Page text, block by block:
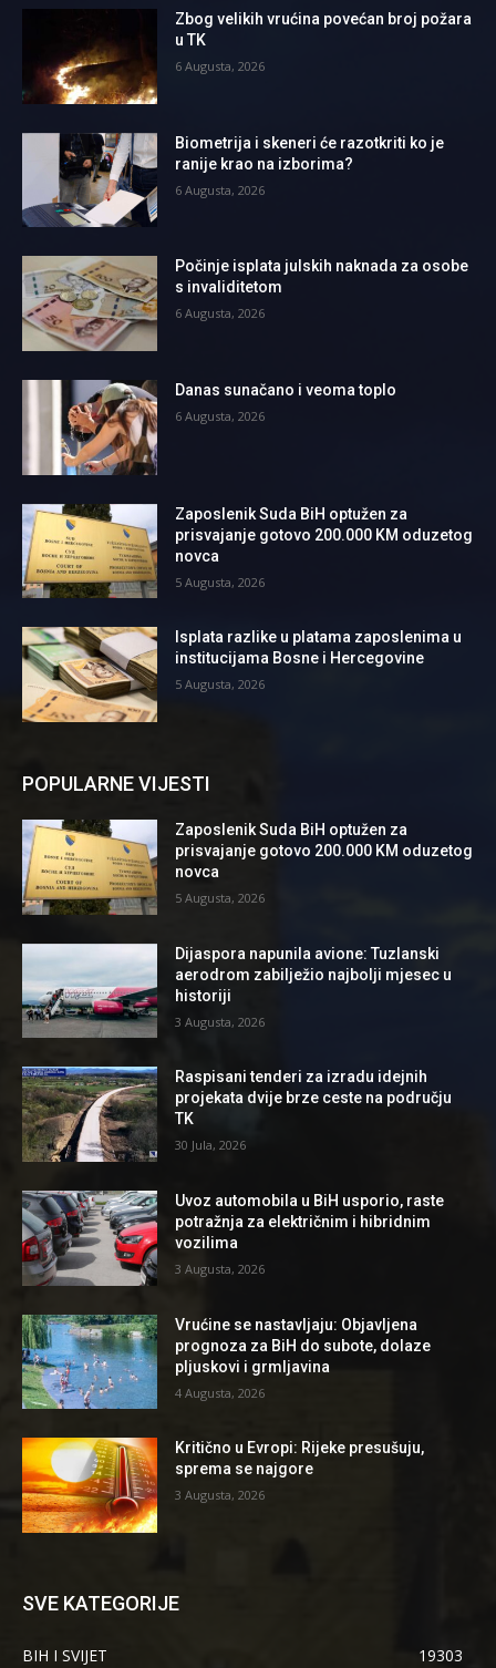
Zbog velikih vrućina povećan broj požara
u TK
6 Augusta, 2026
Biometrija i skeneri će razotkriti ko je
ranije krao na izborima?
6 Augusta, 2026
Počinje isplata julskih naknada za osobe
s invaliditetom
6 Augusta, 2026
Danas sunačano i veoma toplo
6 Augusta, 2026
Zaposlenik Suda BiH optužen za
prisvajanje gotovo 200.000 KM oduzetog
novca
5 Augusta, 2026
Isplata razlike u platama zaposlenima u
institucijama Bosne i Hercegovine
5 Augusta, 2026
POPULARNE VIJESTI
Zaposlenik Suda BiH optužen za
prisvajanje gotovo 200.000 KM oduzetog
novca
5 Augusta, 2026
Dijaspora napunila avione: Tuzlanski
aerodrom zabilježio najbolji mjesec u
historiji
3 Augusta, 2026
Raspisani tenderi za izradu idejnih
projekata dvije brze ceste na području
TK
30 Jula, 2026
Uvoz automobila u BiH usporio, raste
potražnja za električnim i hibridnim
vozilima
3 Augusta, 2026
Vrućine se nastavljaju: Objavljena
prognoza za BiH do subote, dolaze
pljuskovi i grmljavina
4 Augusta, 2026
Kritično u Evropi: Rijeke presušuju,
sprema se najgore
3 Augusta, 2026
SVE KATEGORIJE
BIH I SVIJET
19303